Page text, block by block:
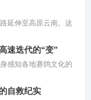
值。柠檬之所以在禽
。若不明就里地盲目
至可能因浓度过高或
你科学养鸽。
延伸至高原云南。这
实话：鸽子这生灵，
质顺滑、体态优美，
来的竞翔能力，也是
速迭代的“变”
感知各地赛鸽文化的
制”莫属。
自救纪实